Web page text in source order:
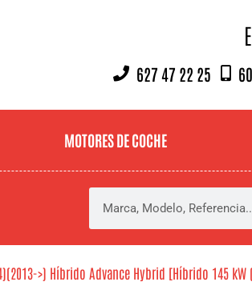
627 47 22 25
MOTORES DE COCHE
>) Híbrido Advance Hybrid [Híbrido 145 kW